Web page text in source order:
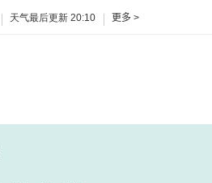
天气最后更新 20:10 更多 >